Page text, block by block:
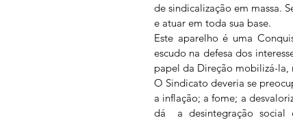
de sindicalização em massa.
e atuar em toda sua base.
Este aparelho é uma
escudo na defesa dos
papel da Direção mobilizá-la,
O Sindicato deveria se
a inflação; a fome; a
dá  a desintegração social